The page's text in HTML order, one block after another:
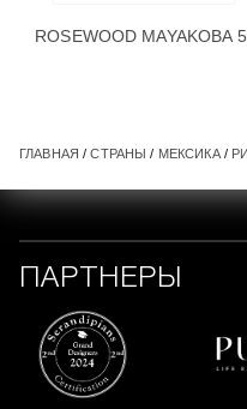
ROSEWOOD MAYAKOBA
ГЛАВНАЯ /СТРАНЫ / МЕКСИКА/
ПАРТНЕРЫ